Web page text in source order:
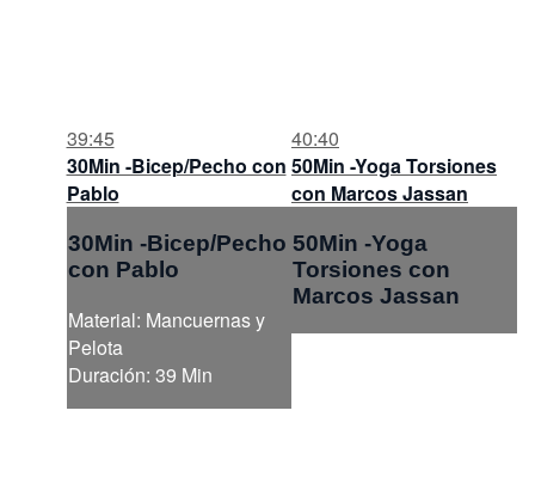
39:45
30Min -Bicep/Pecho con
Pablo
30Min -Bicep/Pecho
con Pablo
Material: Mancuernas y
Pelota
Duración: 39 Min
40:40
50Min -Yoga Torsiones
con Marcos Jassan
50Min -Yoga
Torsiones con
Marcos Jassan